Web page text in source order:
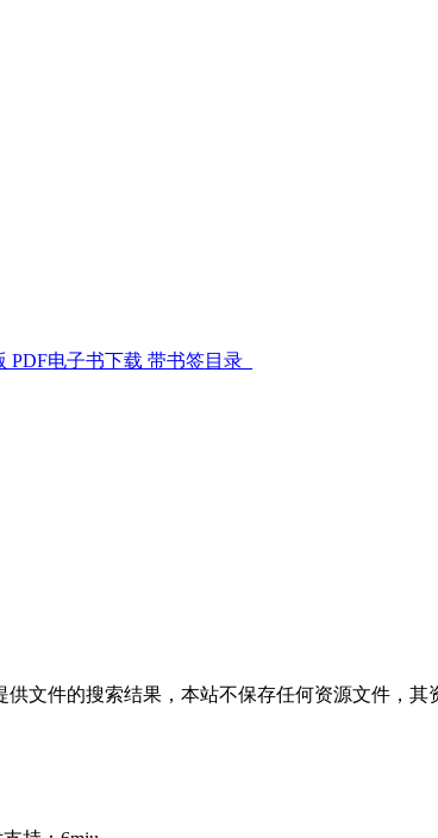
电子书下载 带书签目录_
供文件的搜索结果，本站不保存任何资源文件，